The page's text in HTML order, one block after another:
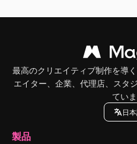
最高のクリエイティブ制作を導
エイター、企業、代理店、スタ
ていま
日
製品